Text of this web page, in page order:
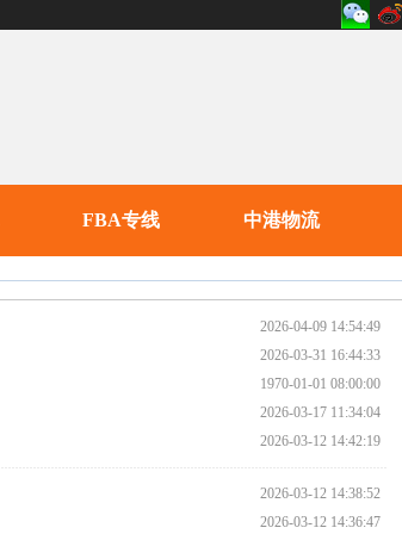
FBA专线 中港物流
2026-04-09 14:54:49
2026-03-31 16:44:33
1970-01-01 08:00:00
2026-03-17 11:34:04
2026-03-12 14:42:19
2026-03-12 14:38:52
2026-03-12 14:36:47